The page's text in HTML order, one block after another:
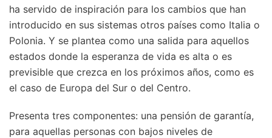
ha servido de inspiración para los cambios que han
introducido en sus sistemas otros países como Italia o
Polonia. Y se plantea como una salida para aquellos
estados donde la esperanza de vida es alta o es
previsible que crezca en los próximos años, como es
el caso de Europa del Sur o del Centro.
Presenta tres componentes: una pensión de garantía,
para aquellas personas con bajos niveles de